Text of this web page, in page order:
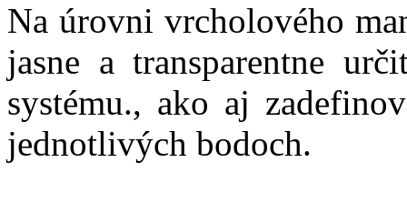
Na úrovni vrcholového
jasne a transparentne
systému., ako aj
jednotlivých bodoch.